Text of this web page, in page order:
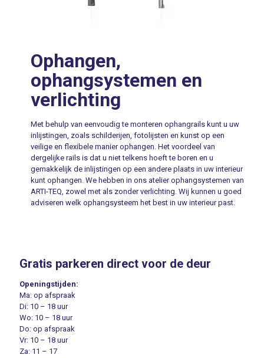
Ophangen,
ophangsystemen en
verlichting
Met behulp van eenvoudig te monteren ophangrails kunt u uw
inlijstingen, zoals schilderijen, fotolijsten en kunst op een
veilige en flexibele manier ophangen. Het voordeel van
dergelijke rails is dat u niet telkens hoeft te boren en u
gemakkelijk de inlijstingen op een andere plaats in uw interieur
kunt ophangen. We hebben in ons atelier ophangsystemen van
ARTI-TEQ, zowel met als zonder verlichting. Wij kunnen u goed
adviseren welk ophangsysteem het best in uw interieur past.
Gratis parkeren direct voor de deur
Openingstijden:
Ma: op afspraak
Di: 10 – 18 uur
Wo: 10 – 18 uur
Do: op afspraak
Vr: 10 – 18 uur
Za: 11 – 17